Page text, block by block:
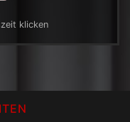
klicken